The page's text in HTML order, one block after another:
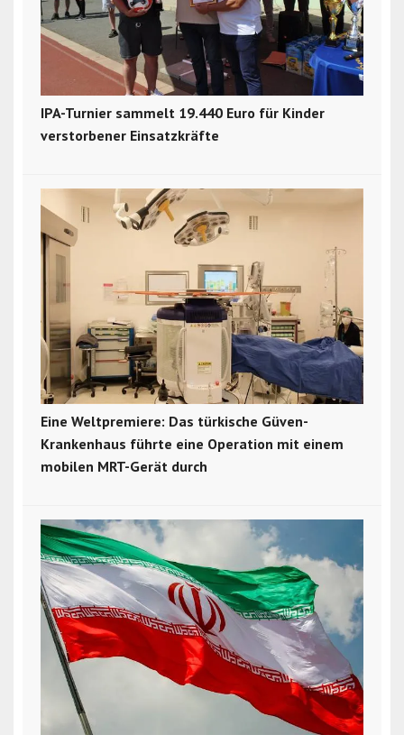
IPA-Turnier sammelt 19.440 Euro für Kinder
verstorbener Einsatzkräfte
Eine Weltpremiere: Das türkische Güven-
Krankenhaus führte eine Operation mit einem
mobilen MRT-Gerät durch